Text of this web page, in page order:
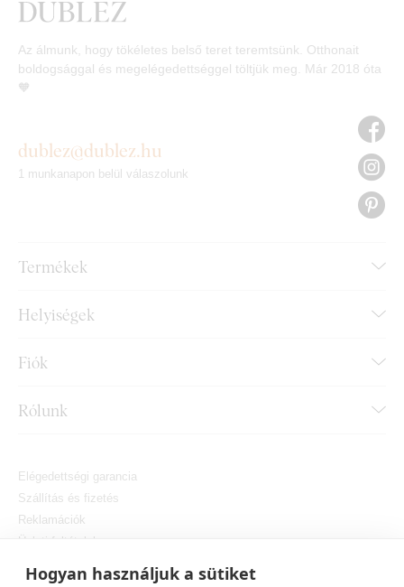
Hogyan használjuk a sütiket
Az álmunk, hogy tökéletes belső teret teremtsünk. Otthonait
boldogsággal és megelégedettséggel töltjük meg. Már 2018 óta
🧡
Termékek
Helyiségek
Fiók
Rólunk
dublez@dublez.hu
1 munkanapon belül válaszolunk
Elégedettségi garancia
Szállítás és fizetés
Reklamációk
Üzleti feltételek